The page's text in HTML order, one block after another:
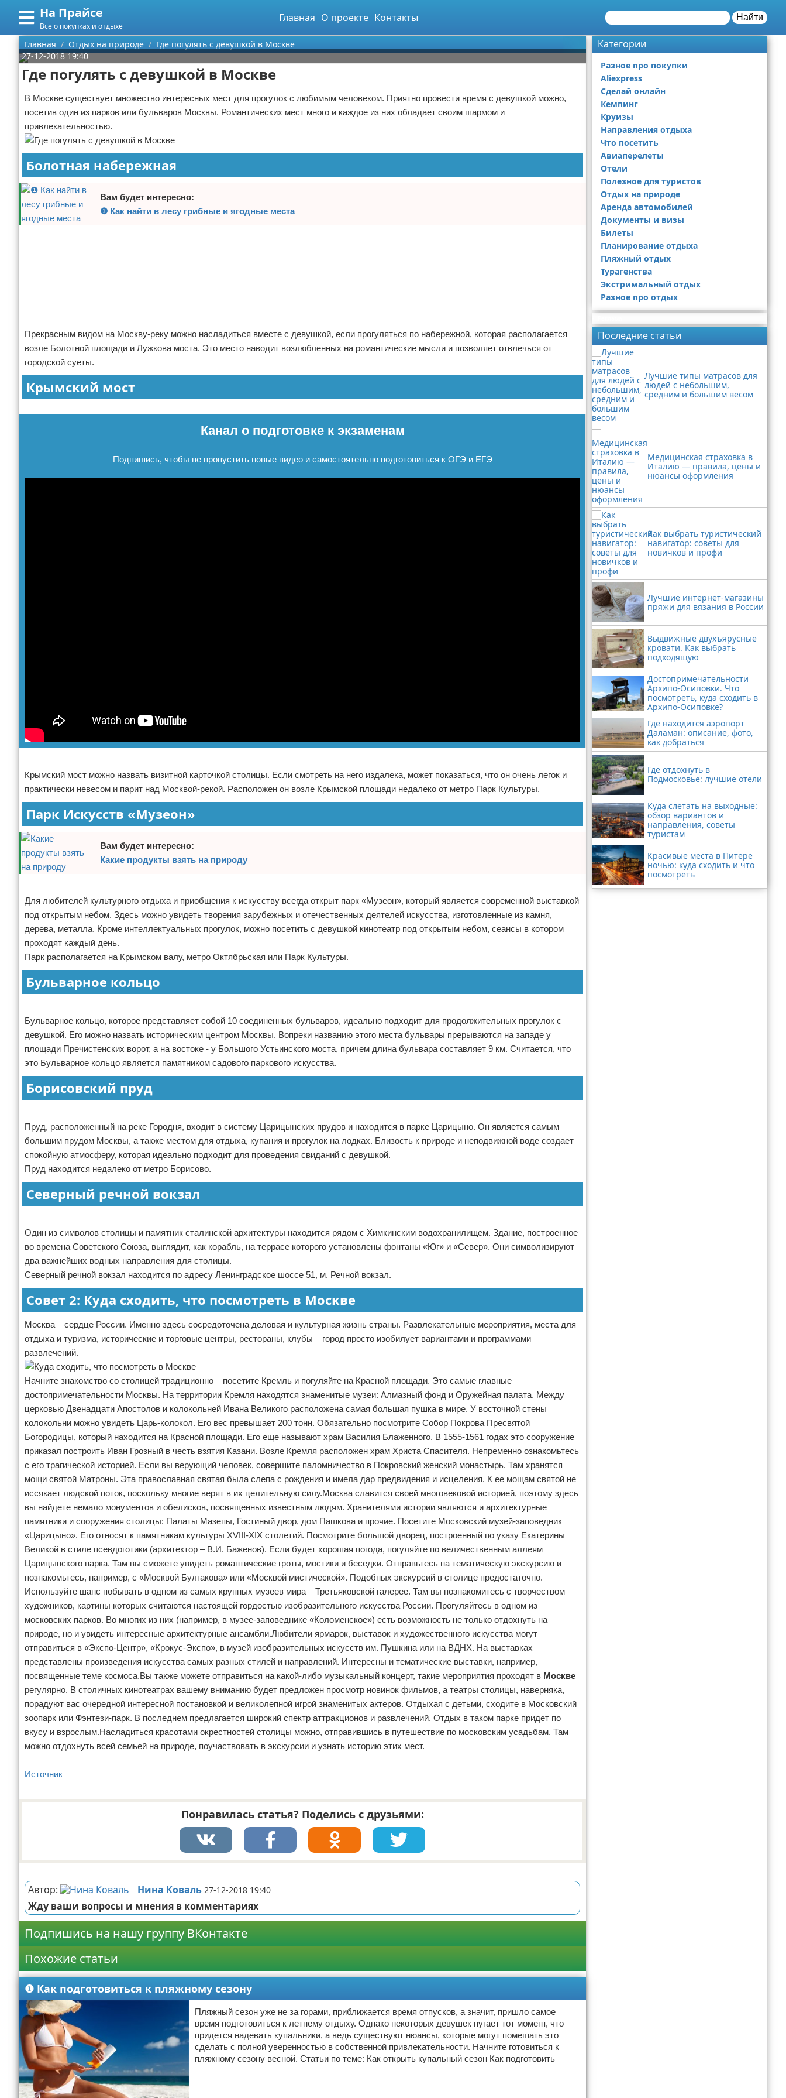
На Прайсе
Все о покупках и отдыхе
Главная О проекте Контакты Найти
Меню
Главная
Категории
Разное про покупки
Aliexpress
Сделай онлайн
Кемпинг
Направления отдыха
Полезное для туристов
Отдых на природе
Аренда автомобилей
Планирование отдыха
Поиск
О проекте
Контакты
Сотрудничество
Размещение рекламы
Для правообладателей
Главная Отдых на природе
Где погулять с девушкой в Москве
27-12-2018 19:40
Где погулять с девушкой в Москве
В Москве существует множество интересных мест для прогулок с любимым человеком. Приятно провести время с девушкой можно,
посетив один из парков или бульваров Москвы. Романтических мест много и каждое из них обладает своим шармом и
привлекательностью.
Болотная набережная
Вам будет интересно:
❶ Как найти в лесу грибные и ягодные места
Прекрасным видом на Москву-реку можно насладиться вместе с девушкой, если прогуляться по набережной, которая располагается
возле Болотной площади и Лужкова моста. Это место наводит возлюбленных на романтические мысли и позволяет отвлечься от
городской суеты.
Крымский мост
Канал о подготовке к экзаменам
Подпишись, чтобы не пропустить новые видео и самостоятельно подготовиться к ОГЭ и ЕГЭ
Крымский мост можно назвать визитной карточкой столицы. Если смотреть на него издалека, может показаться, что он очень легок и
практически невесом и парит над Москвой-рекой. Расположен он возле Крымской площади недалеко от метро Парк Культуры.
Парк Искусств «Музеон»
Вам будет интересно:
Какие продукты взять на природу
Для любителей культурного отдыха и приобщения к искусству всегда открыт парк «Музеон», который является современной выставкой
под открытым небом. Здесь можно увидеть творения зарубежных и отечественных деятелей искусства, изготовленные из камня,
дерева, металла. Кроме интеллектуальных прогулок, можно посетить с девушкой кинотеатр под открытым небом, сеансы в котором
проходят каждый день.
Парк располагается на Крымском валу, метро Октябрьская или Парк Культуры.
Бульварное кольцо
Бульварное кольцо, которое представляет собой 10 соединенных бульваров, идеально подходит для продолжительных прогулок с
девушкой. Его можно назвать историческим центром Москвы. Вопреки названию этого места бульвары прерываются на западе у
площади Пречистенских ворот, а на востоке - у Большого Устьинского моста, причем длина бульвара составляет 9 км. Считается, что
это Бульварное кольцо является памятником садового паркового искусства.
Борисовский пруд
Пруд, расположенный на реке Городня, входит в систему Царицынских прудов и находится в парке Царицыно. Он является самым
большим прудом Москвы, а также местом для отдыха, купания и прогулок на лодках. Близость к природе и неподвижной воде создает
спокойную атмосферу, которая идеально подходит для проведения свиданий с девушкой.
Пруд находится недалеко от метро Борисово.
Северный речной вокзал
Один из символов столицы и памятник сталинской архитектуры находится рядом с Химкинским водохранилищем. Здание, построенное
во времена Советского Союза, выглядит, как корабль, на террасе которого установлены фонтаны «Юг» и «Север». Они символизируют
два важнейших водных направления для столицы.
Северный речной вокзал находится по адресу Ленинградское шоссе 51, м. Речной вокзал.
Совет 2: Куда сходить, что посмотреть в Москве
Москва – сердце России. Именно здесь сосредоточена деловая и культурная жизнь страны. Развлекательные мероприятия, места для
отдыха и туризма, исторические и торговые центры, рестораны, клубы – город просто изобилует вариантами и программами
развлечений.
Начните знакомство со столицей традиционно – посетите Кремль и погуляйте на Красной площади. Это самые главные
достопримечательности Москвы. На территории Кремля находятся знаменитые музеи: Алмазный фонд и Оружейная палата. Между
церковью Двенадцати Апостолов и колокольней Ивана Великого расположена самая большая пушка в мире. У восточной стены
колокольни можно увидеть Царь-колокол. Его вес превышает 200 тонн. Обязательно посмотрите Собор Покрова Пресвятой
Богородицы, который находится на Красной площади. Его еще называют храм Василия Блаженного. В 1555-1561 годах это сооружение
приказал построить Иван Грозный в честь взятия Казани. Возле Кремля расположен храм Христа Спасителя. Непременно ознакомьтесь
с его трагической историей. Если вы верующий человек, совершите паломничество в Покровский женский монастырь. Там хранятся
мощи святой Матроны. Эта православная святая была слепа с рождения и имела дар предвидения и исцеления. К ее мощам святой не
иссякает людской поток, поскольку многие верят в их целительную силу.Москва славится своей многовековой историей, поэтому здесь
вы найдете немало монументов и обелисков, посвященных известным людям. Хранителями истории являются и архитектурные
памятники и сооружения столицы: Палаты Мазепы, Гостиный двор, дом Пашкова и прочие. Посетите Московский музей-заповедник
«Царицыно». Его относят к памятникам культуры XVIII-XIX столетий. Посмотрите большой дворец, построенный по указу Екатерины
Великой в стиле псевдоготики (архитектор – В.И. Баженов). Если будет хорошая погода, погуляйте по величественным аллеям
Царицынского парка. Там вы сможете увидеть романтические гроты, мостики и беседки. Отправьтесь на тематическую экскурсию и
познакомьтесь, например, с «Москвой Булгакова» или «Москвой мистической». Подобных экскурсий в столице предостаточно.
Используйте шанс побывать в одном из самых крупных музеев мира – Третьяковской галерее. Там вы познакомитесь с творчеством
художников, картины которых считаются настоящей гордостью изобразительного искусства России. Прогуляйтесь в одном из
московских парков. Во многих из них (например, в музее-заповеднике «Коломенское») есть возможность не только отдохнуть на
природе, но и увидеть интересные архитектурные ансамбли.Любители ярмарок, выставок и художественного искусства могут
отправиться в «Экспо-Центр», «Крокус-Экспо», в музей изобразительных искусств им. Пушкина или на ВДНХ. На выставках
представлены произведения искусства самых разных стилей и направлений. Интересны и тематические выставки, например,
посвященные теме космоса.Вы также можете отправиться на какой-либо музыкальный концерт, такие мероприятия проходят в Москве
регулярно. В столичных кинотеатрах вашему вниманию будет предложен просмотр новинок фильмов, а театры столицы, наверняка,
порадуют вас очередной интересной постановкой и великолепной игрой знаменитых актеров. Отдыхая с детьми, сходите в Московский
зоопарк или Фэнтези-парк. В последнем предлагается широкий спектр аттракционов и развлечений. Отдых в таком парке придет по
вкусу и взрослым.Насладиться красотами окрестностей столицы можно, отправившись в путешествие по московским усадьбам. Там
можно отдохнуть всей семьей на природе, поучаствовать в экскурсии и узнать историю этих мест.
Источник
Понравилась статья? Поделись с друзьями:
Автор: Нина Коваль 27-12-2018 19:40
Жду ваши вопросы и мнения в комментариях
Подпишись на нашу группу ВКонтакте
Похожие статьи
❶ Как подготовиться к пляжному сезону
Пляжный сезон уже не за горами, приближается время отпусков, а значит, пришло самое
время подготовиться к летнему отдыху. Однако некоторых девушек пугает тот момент, что
придется надевать купальники, а ведь существуют нюансы, которые могут помешать это
сделать с полной уверенностью в собственной привлекательности. Начните готовиться к
пляжному сезону весной. Статьи по теме: Как открыть купальный сезон Как подготовить
Категории
Разное про покупки
Aliexpress
Сделай онлайн
Кемпинг
Круизы
Направления отдыха
Что посетить
Авиаперелеты
Отели
Полезное для туристов
Отдых на природе
Аренда автомобилей
Документы и визы
Билеты
Планирование отдыха
Пляжный отдых
Турагенства
Экстримальный отдых
Разное про отдых
Последние статьи
Лучшие типы матрасов для
людей с небольшим,
средним и большим весом
Медицинская страховка в
Италию — правила, цены и
нюансы оформления
Как выбрать туристический
навигатор: советы для
новичков и профи
Лучшие интернет-магазины
пряжи для вязания в России
Выдвижные двухъярусные
кровати. Как выбрать
подходящую
Достопримечательности
Архипо-Осиповки. Что
посмотреть, куда сходить в
Архипо-Осиповке?
Где находится аэропорт
Даламан: описание, фото,
как добраться
Где отдохнуть в
Подмосковье: лучшие отели
Куда слетать на выходные:
обзор вариантов и
направления, советы
туристам
Красивые места в Питере
ночью: куда сходить и что
посмотреть